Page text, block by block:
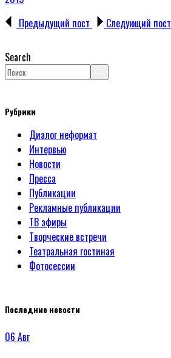
Предыдущий пост
Следующий пост
Search
Рубрики
Диалог неформат
Интервью
Новости
Пресса
Публикации
Рекламные публикации
ТВ эфиры
Творческие встречи
Театральная гостиная
Фотосессии
Последние новости
06 Авг